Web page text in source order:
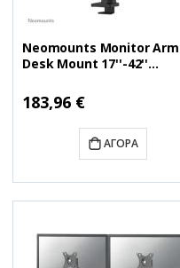
Neomounts Monitor Arm
Desk Mount 17''-42''
Ειδική
Τιμή
183,96 €
ΑΓΟΡΆ